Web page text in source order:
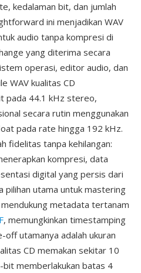
kedalaman bit, dan jumlah
ini menjadikan WAV
audio tanpa kompresi di
yang diterima secara
operasi, editor audio, dan
WAV kualitas CD
pada 44.1 kHz stereo,
secara rutin menggunakan
pada rate hingga 192 kHz.
fidelitas tanpa kehilangan:
kompresi, data
digital yang persis dari
pilihan utama untuk mastering
metadata tertanam
, memungkinkan timestamping
utamanya adalah ukuran
CD memakan sekitar 10
memberlakukan batas 4